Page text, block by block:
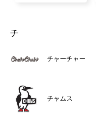
チ
チャーチャー
チャムス